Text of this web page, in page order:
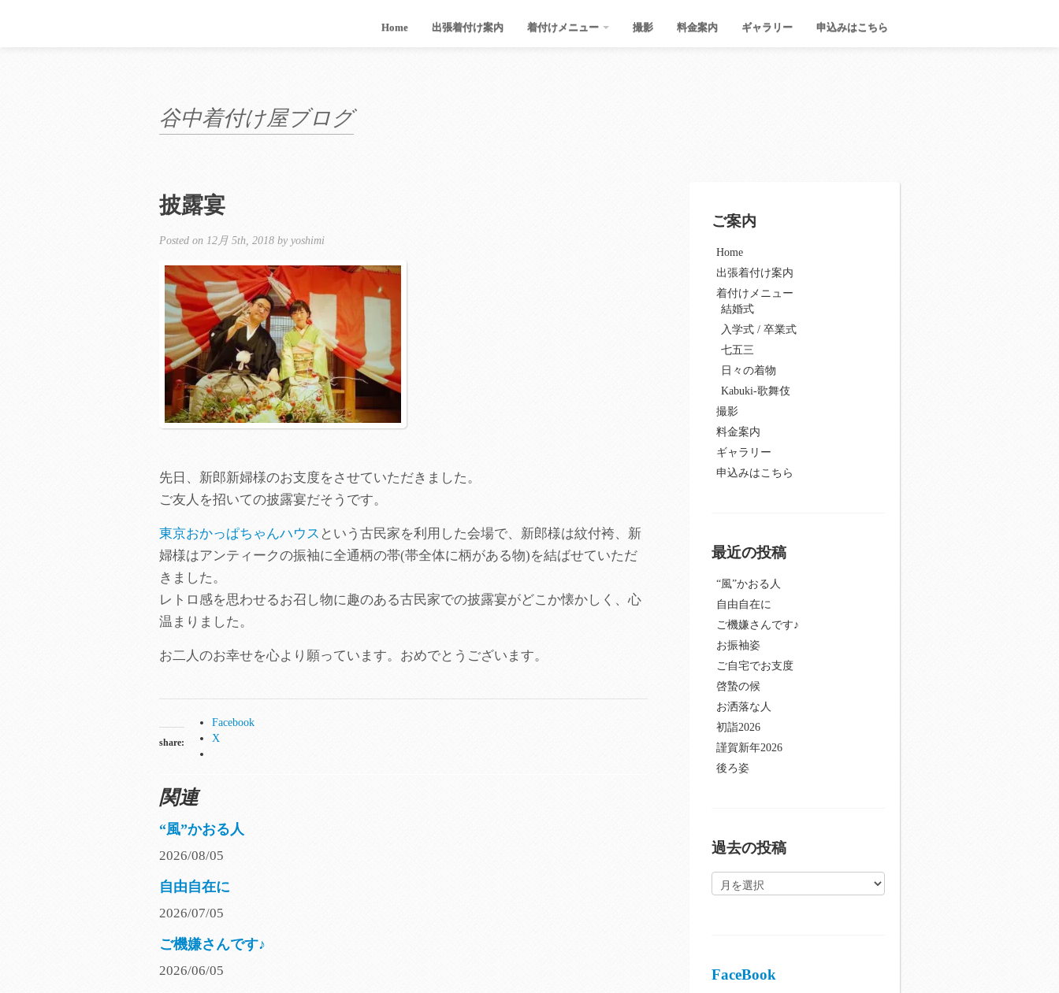
Home 出張着付け案内 着付けメニュー 撮影 料金案内 ギャラリー 申込みはこちら
谷中着付け屋ブログ
披露宴
Posted on 12月 5th, 2018 by yoshimi
先日、新郎新婦様のお支度をさせていただきました。
ご友人を招いての披露宴だそうです。
東京おかっぱちゃんハウス という古民家を利用した会場で、新郎様は紋付袴、新
婦様はアンティークの振袖に全通柄の帯(帯全体に柄がある物)を結ばせていただ
きました。
レトロ感を思わせるお召し物に趣のある古民家での披露宴がどこか懐かしく、心
温まりました。
お二人のお幸せを心より願っています。おめでとうございます。
share:
Facebook
X
関連
“風”かおる人
2026/08/05
自由自在に
2026/07/05
ご機嫌さんです♪
2026/06/05
ご案内
Home
出張着付け案内
着付けメニュー
結婚式
入学式 / 卒業式
七五三
日々の着物
Kabuki-歌舞伎
撮影
料金案内
ギャラリー
申込みはこちら
最近の投稿
“風”かおる人
自由自在に
ご機嫌さんです♪
お振袖姿
ご自宅でお支度
啓蟄の候
お洒落な人
初詣2026
謹賀新年2026
後ろ姿
過去の投稿
去
FaceBook